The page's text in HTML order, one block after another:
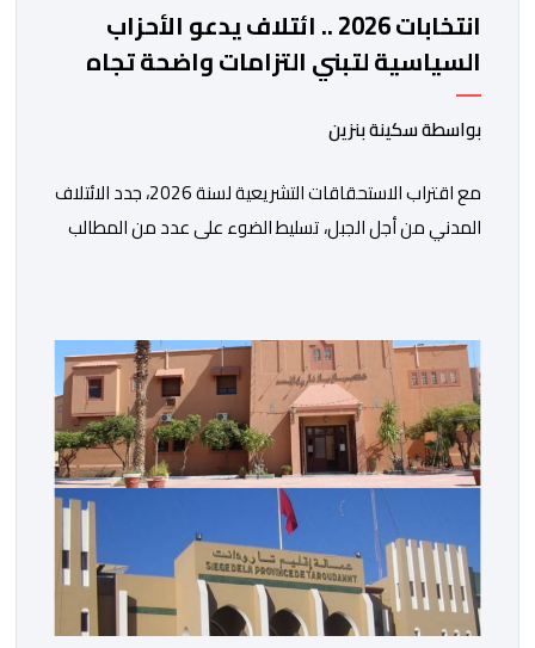
انتخابات 2026 .. ائتلاف يدعو الأحزاب
السياسية لتبني التزامات واضحة تجاه
المناطق الجبلية
بواسطة سكينة بنزين
مع اقتراب الاستحقاقات التشريعية لسنة 2026، جدد الائتلاف
المدني من أجل الجبل، تسليط الضوء على عدد من المطالب
ادراج 10 التزامات ضمن برامجها الانتخابية المنتظرة، في إطار
تعاقد سياسي مع المناطق الجبلية والانتقال من الوعود
الانتخابية إلى التزامات عملية […]